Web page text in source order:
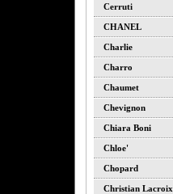
Cerruti
CHANEL
Charlie
Charro
Chaumet
Chevignon
Chiara Boni
Chloe'
Chopard
Christian Lacroix